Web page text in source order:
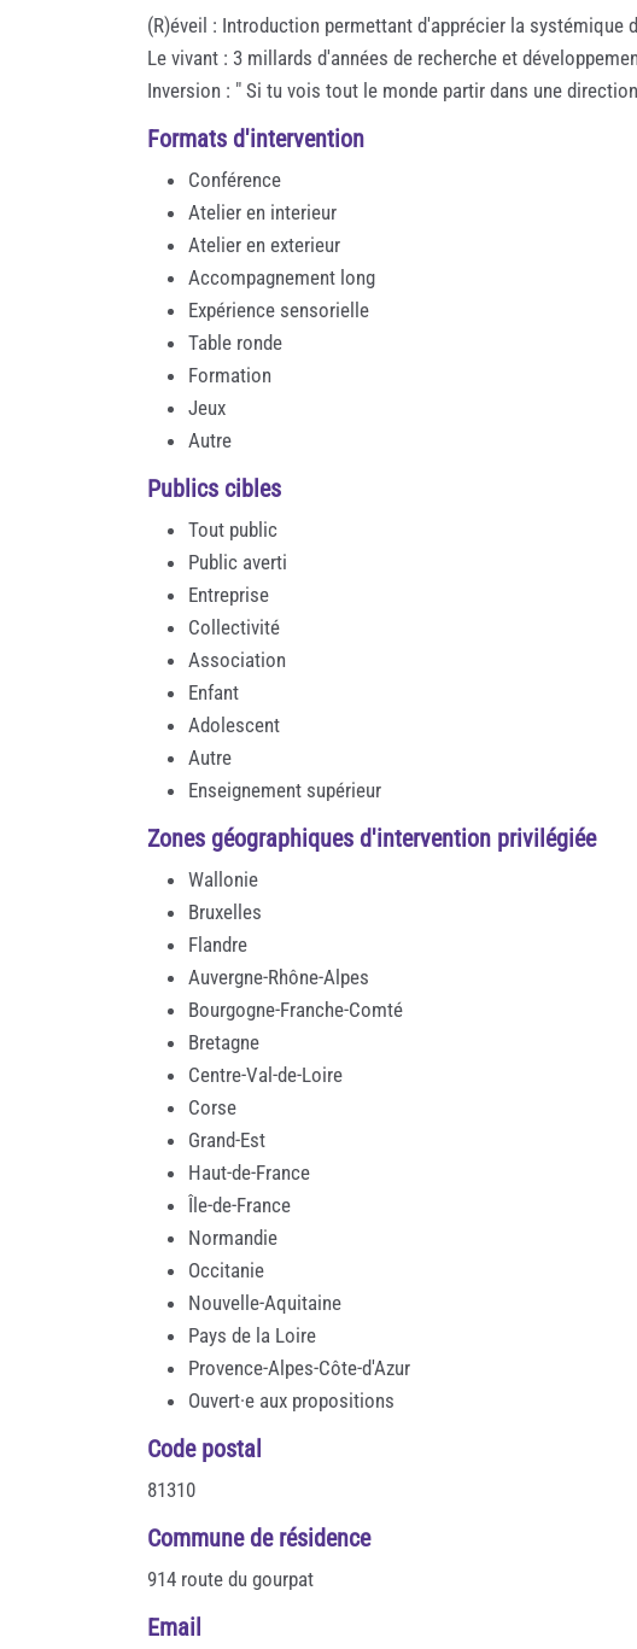
(R)éveil : Introduction permettant d'apprécier la systémique
Le vivant : 3 millards d'années de recherche et
Inversion : " Si tu vois tout le monde partir dans une
Formats d'intervention
Conférence
Atelier en interieur
Atelier en exterieur
Accompagnement long
Expérience sensorielle
Table ronde
Formation
Jeux
Autre
Publics cibles
Tout public
Public averti
Entreprise
Collectivité
Association
Enfant
Adolescent
Autre
Enseignement supérieur
Zones géographiques d'intervention privilégiée
Wallonie
Bruxelles
Flandre
Auvergne-Rhône-Alpes
Bourgogne-Franche-Comté
Bretagne
Centre-Val-de-Loire
Corse
Grand-Est
Haut-de-France
Île-de-France
Normandie
Occitanie
Nouvelle-Aquitaine
Pays de la Loire
Provence-Alpes-Côte-d'Azur
Ouvert·e aux propositions
Code postal
81310
Commune de résidence
914 route du gourpat
Email